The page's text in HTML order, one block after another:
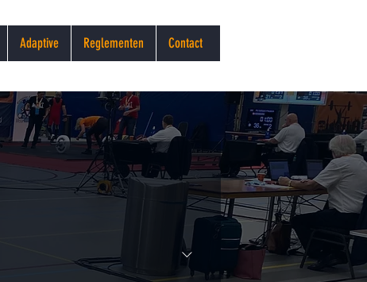
Adaptive Reglementen Contact